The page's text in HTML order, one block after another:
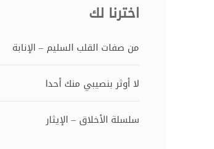
اخترنا لك
من صفات القلب السليم – الإنابة
لا أوثر بنصيبي منك أحدا
سلسلة الأخلاق – الإيثار